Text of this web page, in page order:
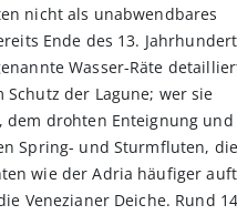
nicht als unabwendbares
Ende des 13.
Wasser-Räte
Schutz der Lagune; wer sie
dem drohten Enteignung und
Spring- und Sturmfluten,
wie der Adria häufiger
Venezianer Deiche. Rund